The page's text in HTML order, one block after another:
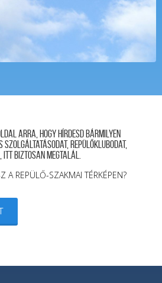
oldal arra, hogy hírdesd bármilyen
szolgáltatásodat, repülőklubodat,
itt biztosan megtalál.
A REPÜLŐ-SZAKMAI TÉRKÉPEN?